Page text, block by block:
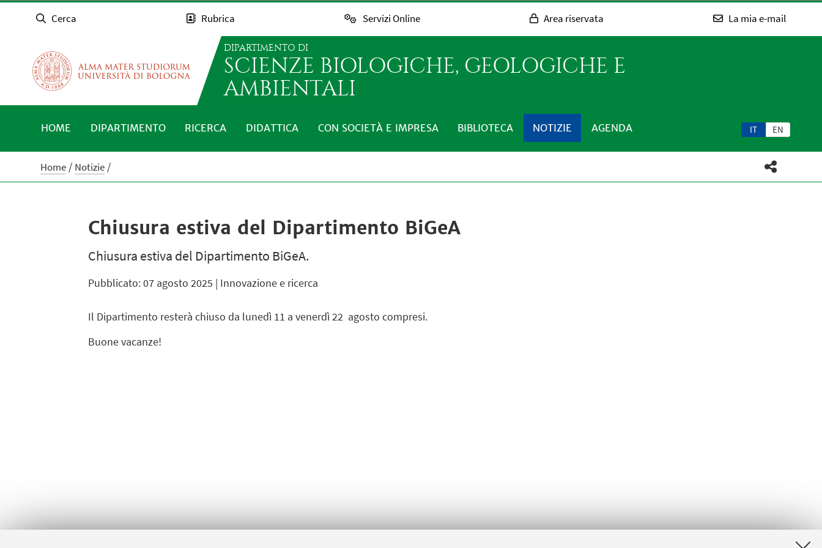
Cerca Rubrica Servizi Online Area riservata La mia e-mail
DIPARTIMENTO DI
SCIENZE BIOLOGICHE, GEOLOGICHE E
AMBIENTALI
IT EN
HOME DIPARTIMENTO RICERCA DIDATTICA CON SOCIETÀ E IMPRESA BIBLIOTECA NOTIZIE AGENDA
Home Notizie
Chiusura estiva del Dipartimento BiGeA
Chiusura estiva del Dipartimento BiGeA.
Pubblicato: 07 agosto 2025 | Innovazione e ricerca
Il Dipartimento resterà chiuso da lunedì 11 a venerdì 22 agosto compresi.
Buone vacanze!